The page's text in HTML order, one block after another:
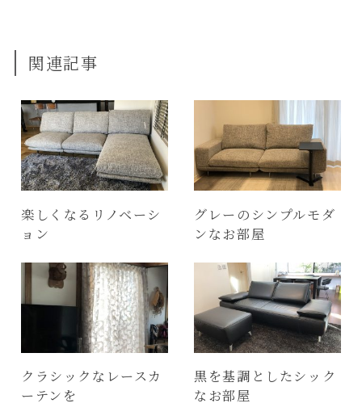
関連記事
楽しくなるリノベーシ
ョン
グレーのシンプルモダ
ンなお部屋
クラシックなレースカ
ーテンを
黒を基調としたシック
なお部屋